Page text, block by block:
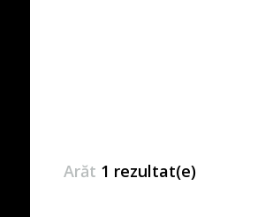
Arăt 1 rezultat(e)